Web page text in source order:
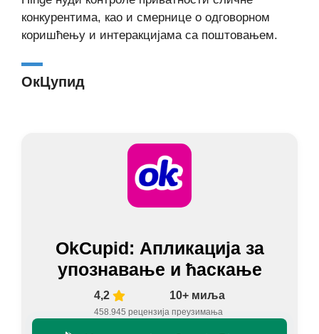
конкурентима, као и смернице о одговорном
коришћењу и интеракцијама са поштовањем.
ОкЦупид
OkCupid: Апликација за
упознавање и ћаскање
4,2
458.945 рецензија
10+ миља
преузимања